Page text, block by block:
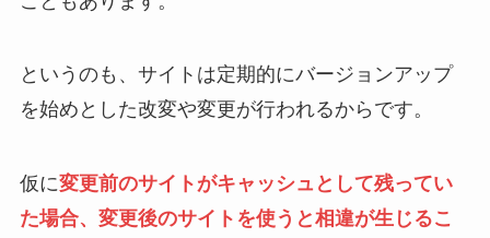
というのも、サイトは定期的にバージョンアップ
を始めとした改変や変更が行われるからです。
仮に変更前のサイトがキャッシュとして残ってい
た場合、変更後のサイトを使うと相違が生じるこ